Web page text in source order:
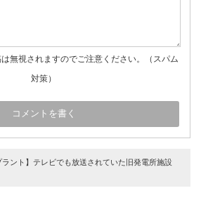
無視されますのでご注意ください。（スパム
対策）
ラント】テレビでも放送されていた旧発電所施設